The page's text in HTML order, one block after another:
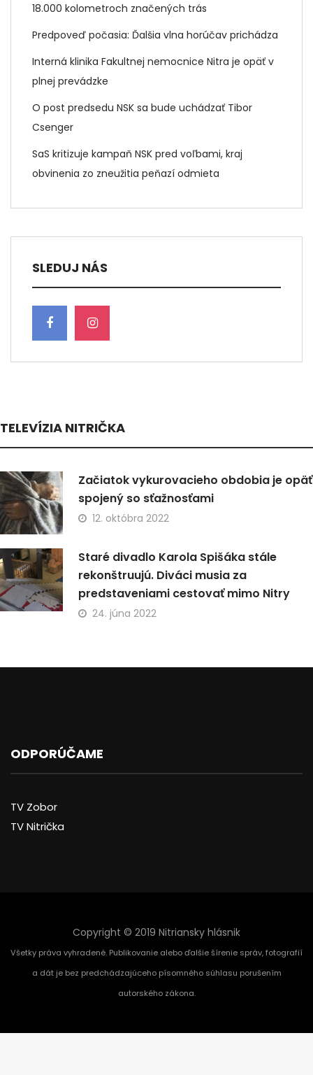
18.000 kolometroch značených trás
Predpoveď počasia: Ďalšia vlna horúčav prichádza
Interná klinika Fakultnej nemocnice Nitra je opäť v
plnej prevádzke
O post predsedu NSK sa bude uchádzať Tibor
Csenger
SaS kritizuje kampaň NSK pred voľbami, kraj
obvinenia zo zneužitia peňazí odmieta
SLEDUJ NÁS
TELEVÍZIA NITRIČKA
Začiatok vykurovacieho obdobia je opäť
spojený so sťažnosťami
12. októbra 2022
Staré divadlo Karola Spišáka stále
rekonštruujú. Diváci musia za
predstaveniami cestovať mimo Nitry
24. júna 2022
ODPORÚČAME
TV Zobor
TV Nitrička
Copyright © 2019 Nitriansky hlásnik
Všetky práva vyhradené. Publikovanie alebo ďalšie šírenie správ, fotografií
a dát je bez predchádzajúceho písomného súhlasu porušením
autorského zákona.